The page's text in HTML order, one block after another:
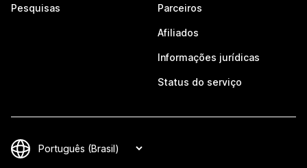
Pesquisas Parceiros
Afiliados
Informações jurídicas
Status do serviço